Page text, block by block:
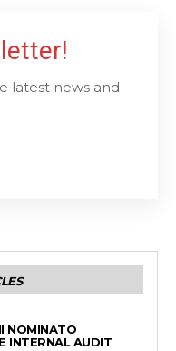
latest news and
NOMINATO
INTERNAL AUDIT